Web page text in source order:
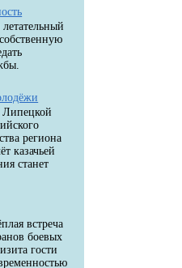
Липецкой
региона
казачьей
станет
встреча
боевых
гости